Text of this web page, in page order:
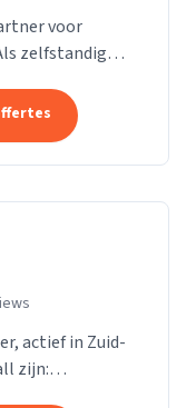
voor
zelfstandig
zet ik, Ton
actief in Zuid-
zijn: